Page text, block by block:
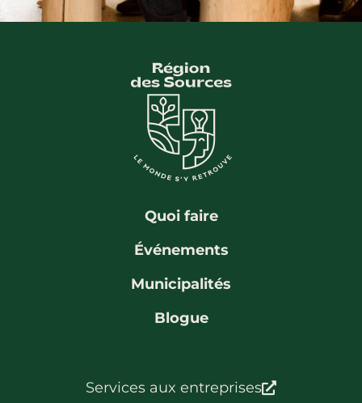
Quoi faire
Événements
Municipalités
Blogue
Services aux entreprises